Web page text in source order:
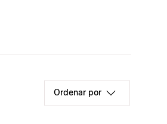
Ordenar por